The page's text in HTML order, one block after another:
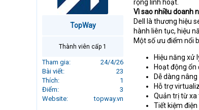
TopWay
Thành viên cấp 1
Tham gia
24/4/26
Bài viết
23
Thích
1
Điểm
3
Website
topway.vn
rộng linh hoạt.
Vì sao nhiều doanh
Dell là thương hiệu
hành liên tục, hiệu
Một số ưu điểm nổi
Hiệu năng xử
Hoạt động
Dễ dàng nâng
Hỗ trợ
Quản trị từ xa
Tiết kiệm